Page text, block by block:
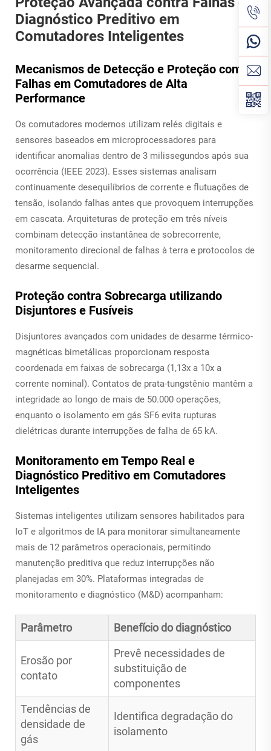
Diagnóstico Preditivo em
Comutadores Inteligentes
Mecanismos de Detecção e Proteção contra
Falhas em Comutadores de Alta
Performance
Os comutadores modernos utilizam relés digitais e
sensores baseados em microprocessadores para
identificar anomalias dentro de 3 milissegundos após sua
ocorrência (IEEE 2023). Esses sistemas analisam
continuamente desequilíbrios de corrente e flutuações de
tensão, isolando falhas antes que provoquem interrupções
em cascata. Arquiteturas de proteção em três níveis
combinam detecção instantânea de sobrecorrente,
monitoramento direcional de falhas à terra e protocolos de
desarme sequencial.
Proteção contra Sobrecarga utilizando
Disjuntores e Fusíveis
Disjuntores avançados com unidades de desarme térmico-
magnéticas bimetálicas proporcionam resposta
coordenada em faixas de sobrecarga (1,13x a 10x a
corrente nominal). Contatos de prata-tungstênio mantêm a
integridade ao longo de mais de 50.000 operações,
enquanto o isolamento em gás SF6 evita rupturas
dielétricas durante interrupções de falha de 65 kA.
Monitoramento em Tempo Real e
Diagnóstico Preditivo em Comutadores
Inteligentes
Sistemas inteligentes utilizam sensores habilitados para
IoT e algoritmos de IA para monitorar simultaneamente
mais de 12 parâmetros operacionais, permitindo
manutenção preditiva que reduz interrupções não
planejadas em 30%. Plataformas integradas de
monitoramento e diagnóstico (M&D) acompanham:
Parâmetro Benefício do diagnóstico
Erosão por
contato
Prevê necessidades de
substituição de
componentes
Tendências de
densidade de
gás
Identifica degradação do
isolamento